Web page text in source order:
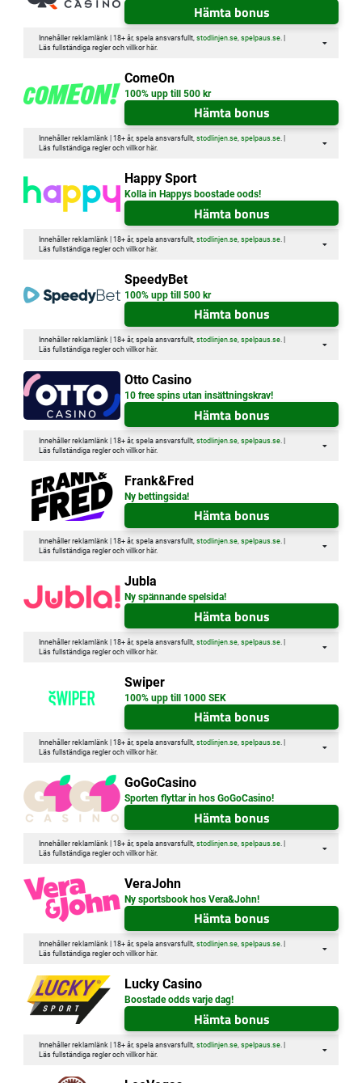
Hämta bonus
Innehåller reklamlänk | 18+ år, spela ansvarsfullt, stodlinjen.se, spelpaus.se. |
Läs fullständiga regler och villkor här.
ComeOn
100% upp till 500 kr
Hämta bonus
Innehåller reklamlänk | 18+ år, spela ansvarsfullt, stodlinjen.se, spelpaus.se. |
Läs fullständiga regler och villkor här.
Happy Sport
Kolla in Happys boostade oods!
Hämta bonus
Innehåller reklamlänk | 18+ år, spela ansvarsfullt, stodlinjen.se, spelpaus.se. |
Läs fullständiga regler och villkor här.
SpeedyBet
100% upp till 500 kr
Hämta bonus
Innehåller reklamlänk | 18+ år, spela ansvarsfullt, stodlinjen.se, spelpaus.se. |
Läs fullständiga regler och villkor här.
Otto Casino
10 free spins utan insättningskrav!
Hämta bonus
Innehåller reklamlänk | 18+ år, spela ansvarsfullt, stodlinjen.se, spelpaus.se. |
Läs fullständiga regler och villkor här.
Frank&Fred
Ny bettingsida!
Hämta bonus
Innehåller reklamlänk | 18+ år, spela ansvarsfullt, stodlinjen.se, spelpaus.se. |
Läs fullständiga regler och villkor här.
Jubla
Ny spännande spelsida!
Hämta bonus
Innehåller reklamlänk | 18+ år, spela ansvarsfullt, stodlinjen.se, spelpaus.se. |
Läs fullständiga regler och villkor här.
Swiper
100% upp till 1000 SEK
Hämta bonus
Innehåller reklamlänk | 18+ år, spela ansvarsfullt, stodlinjen.se, spelpaus.se. |
Läs fullständiga regler och villkor här.
GoGoCasino
Sporten flyttar in hos GoGoCasino!
Hämta bonus
Innehåller reklamlänk | 18+ år, spela ansvarsfullt, stodlinjen.se, spelpaus.se. |
Läs fullständiga regler och villkor här.
VeraJohn
Ny sportsbook hos Vera&John!
Hämta bonus
Innehåller reklamlänk | 18+ år, spela ansvarsfullt, stodlinjen.se, spelpaus.se. |
Läs fullständiga regler och villkor här.
Lucky Casino
Boostade odds varje dag!
Hämta bonus
Innehåller reklamlänk | 18+ år, spela ansvarsfullt, stodlinjen.se, spelpaus.se. |
Läs fullständiga regler och villkor här.